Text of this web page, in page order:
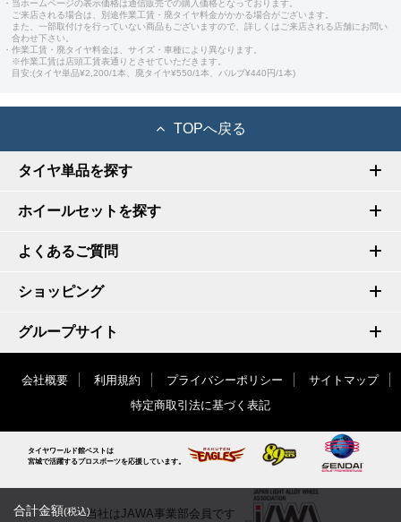
合計金額(税込)
・当ホームページの表示価格は通信販売での購入価格となっております。
ご来店される場合は、別途作業工賃・廃タイヤ料金がかかる場合がございます。
また、一部取付けを行っていない商品もございますので、詳しくはご来店される店舗にお問い
合わせ下さい。
・作業工賃・廃タイヤ料金は、サイズ・車種により異なります。
※作業工賃は店頭工賃表通りとさせていただきます。
目安:(タイヤ単品¥2,200/1本、廃タイヤ¥550/1本、バルブ¥440円/1本)
TOPへ戻る
タイヤ単品を探す
ホイールセットを探す
よくあるご質問
ショッピング
グループサイト
会社概要 利用規約 プライバシーポリシー
サイトマップ
特定商取引法に基づく表記
タイヤワールド館ベストは
宮城で活躍するプロスポーツを応援しています。
当社はJAWA事業部会員です